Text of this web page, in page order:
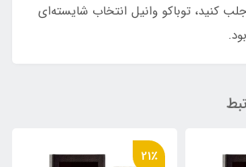
کنید، توباکو وانیل انتخاب شایسته‌ای
21٪